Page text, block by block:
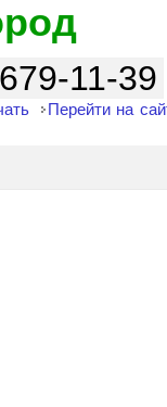
11-39
Перейти на